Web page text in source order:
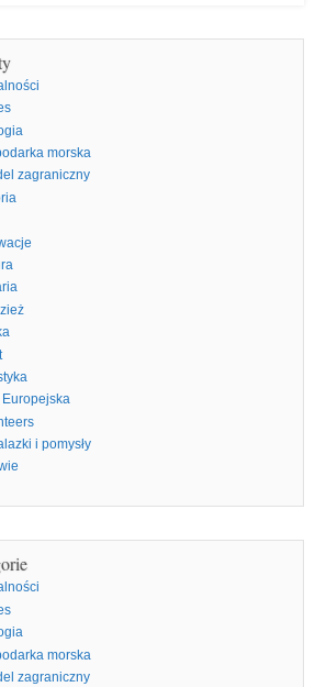
morska
zagraniczny
i pomysły
morska
zagraniczny